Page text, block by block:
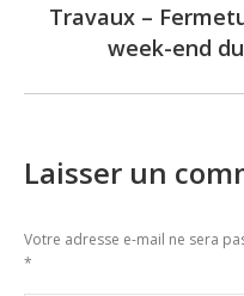
Travaux –
week-end
Laisser un
Votre adresse e-mail ne sera
*